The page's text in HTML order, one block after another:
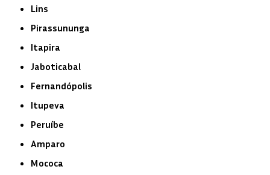
Lins
Pirassununga
Itapira
Jaboticabal
Fernandópolis
Itupeva
Peruíbe
Amparo
Mococa